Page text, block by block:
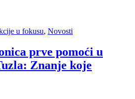
u fokusu, Novosti
prve pomoći u
Znanje koje